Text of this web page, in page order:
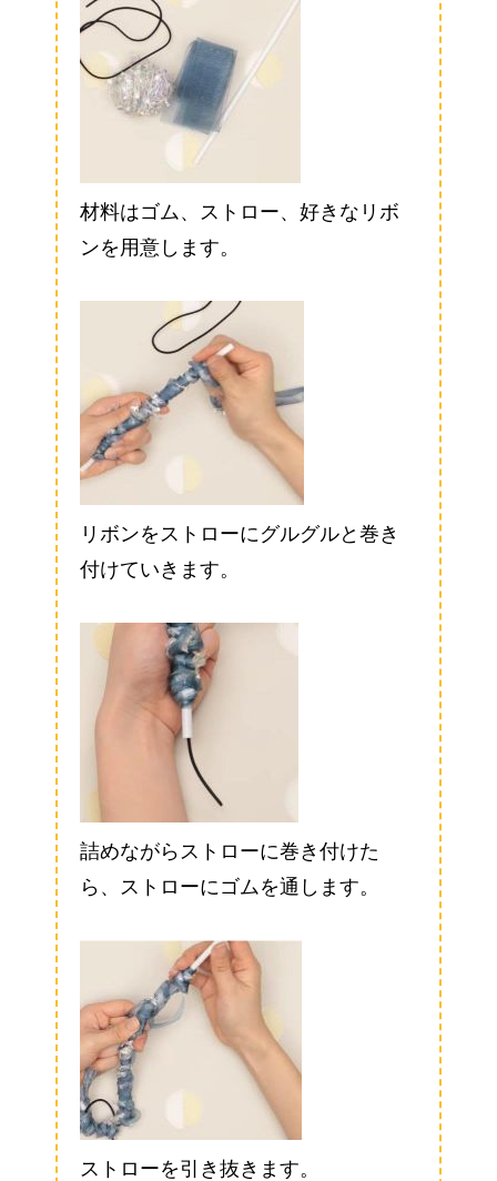
材料はゴム、ストロー、好きなリボ
ンを用意します。
リボンをストローにグルグルと巻き
付けていきます。
詰めながらストローに巻き付けた
ら、ストローにゴムを通します。
ストローを引き抜きます。